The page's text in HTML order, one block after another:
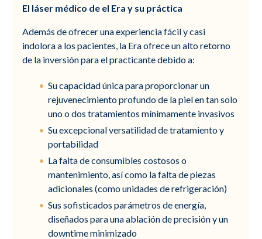
El láser médico de el Era y su práctica
Además de ofrecer una experiencia fácil y casi
indolora a los pacientes, la Era ofrece un alto retorno
de la inversión para el practicante debido a:
Su capacidad única para proporcionar un
rejuvenecimiento profundo de la piel en tan solo
uno o dos tratamientos mínimamente invasivos
Su excepcional versatilidad de tratamiento y
portabilidad
La falta de consumibles costosos o
mantenimiento, así como la falta de piezas
adicionales (como unidades de refrigeración)
Sus sofisticados parámetros de energía,
diseñados para una ablación de precisión y un
downtime minimizado